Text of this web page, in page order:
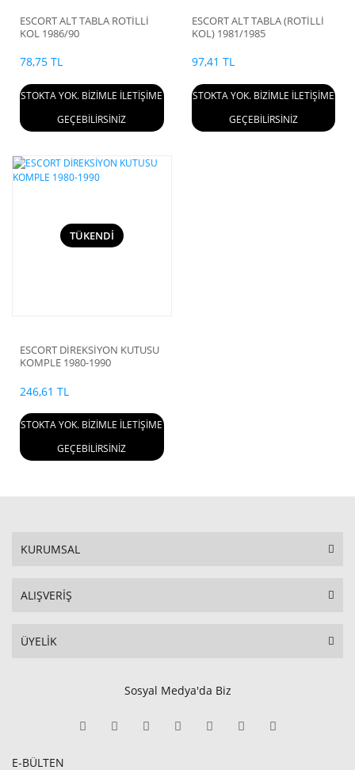
ESCORT ALT TABLA ROTİLLİ
KOL 1986/90
78,75 TL
STOKTA YOK. BİZİMLE İLETİŞİME
GEÇEBİLİRSİNİZ
ESCORT ALT TABLA (ROTİLLİ
KOL) 1981/1985
97,41 TL
STOKTA YOK. BİZİMLE İLETİŞİME
GEÇEBİLİRSİNİZ
TÜKENDİ
ESCORT DİREKSİYON KUTUSU
KOMPLE 1980-1990
246,61 TL
STOKTA YOK. BİZİMLE İLETİŞİME
GEÇEBİLİRSİNİZ
KURUMSAL
ALIŞVERİŞ
ÜYELİK
Sosyal Medya'da Biz
E-BÜLTEN